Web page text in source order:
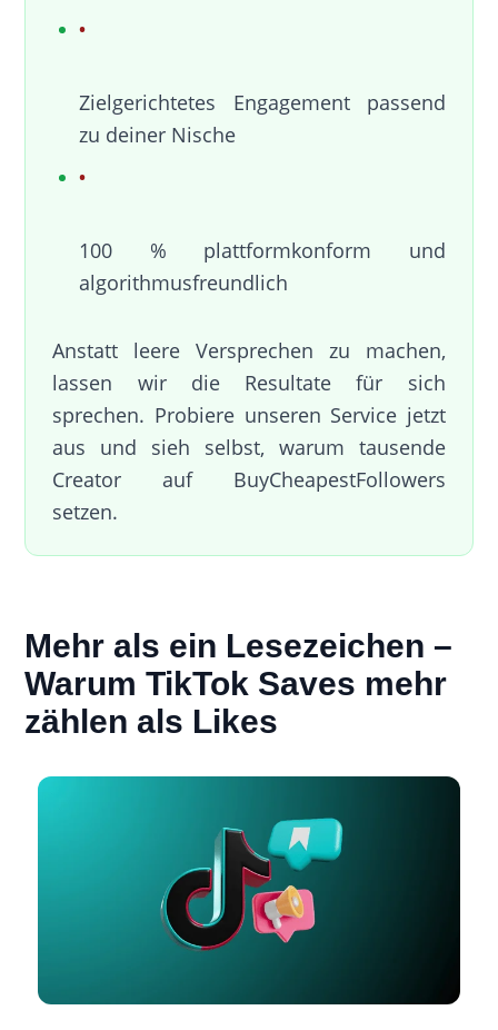
Zielgerichtetes Engagement passend
zu deiner Nische
100 % plattformkonform und
algorithmusfreundlich
Anstatt leere Versprechen zu machen,
lassen wir die Resultate für sich
sprechen. Probiere unseren Service jetzt
aus und sieh selbst, warum tausende
Creator auf BuyCheapestFollowers
setzen.
Mehr als ein Lesezeichen –
Warum TikTok Saves mehr
zählen als Likes